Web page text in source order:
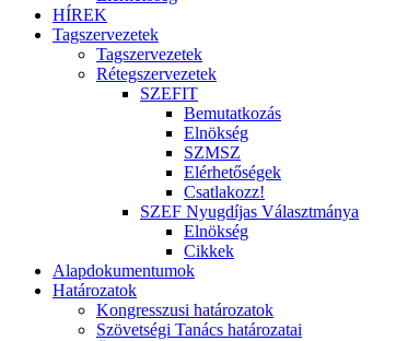
HÍREK
Tagszervezetek
Tagszervezetek
Rétegszervezetek
SZEFIT
Bemutatkozás
Elnökség
SZMSZ
Elérhetőségek
Csatlakozz!
SZEF Nyugdíjas Választmánya
Elnökség
Cikkek
Alapdokumentumok
Határozatok
Kongresszusi határozatok
Szövetségi Tanács határozatai